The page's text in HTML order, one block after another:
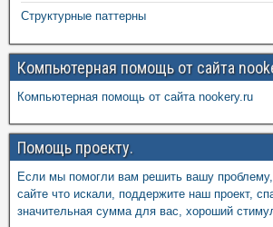
Структурные паттерны
Компьютерная помощь от сайта
Компьютерная помощь от сайта nookery.ru
Помощь проекту.
Если мы помогли вам решить вашу
сайте что искали, поддержите наш проект,
значительная сумма для вас, хороший